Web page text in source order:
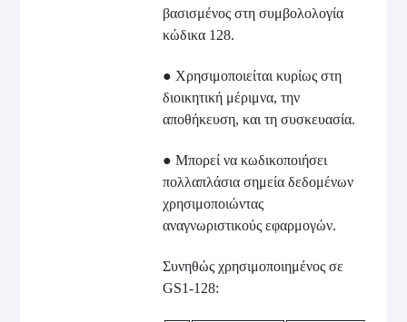
βασισμένος στη συμβολολογία
κώδικα 128.
● Χρησιμοποιείται κυρίως στη
διοικητική μέριμνα, την
αποθήκευση, και τη συσκευασία.
● Μπορεί να κωδικοποιήσει
πολλαπλάσια σημεία δεδομένων
χρησιμοποιώντας
αναγνωριστικούς εφαρμογών.
Συνηθώς χρησιμοποιημένος σε
GS1-128: